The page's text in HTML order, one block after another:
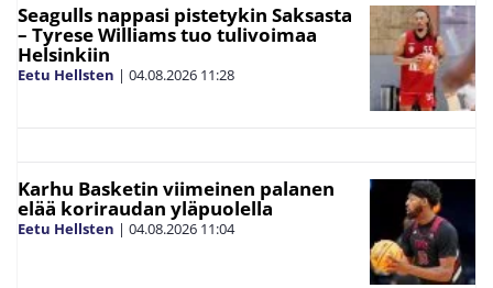
Seagulls nappasi pistetykin Saksasta
– Tyrese Williams tuo tulivoimaa
Helsinkiin
Eetu Hellsten | 04.08.2026 11:28
Karhu Basketin viimeinen palanen
elää koriraudan yläpuolella
Eetu Hellsten | 04.08.2026 11:04